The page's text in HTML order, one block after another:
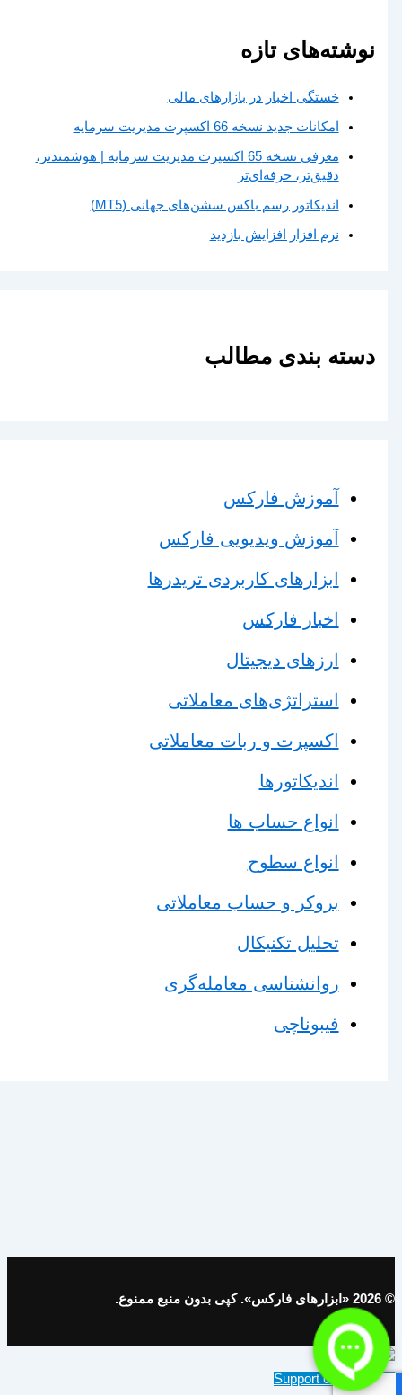
نوشته‌های تازه
خستگی اخبار در بازارهای مالی
امکانات جدید نسخه 66 اکسپرت مدیریت سرمایه
معرفی نسخه 65 اکسپرت مدیریت سرمایه | هوشمندتر،
دقیق‌تر، حرفه‌ای‌تر
اندیکاتور رسم باکس سشن‌های جهانی (MT5)
نرم افزار افزایش بازدید
دسته بندی مطالب
آموزش فارکس
آموزش ویدیویی فارکس
ابزارهای کاربردی تریدرها
اخبار فارکس
ارزهای دیجیتال
استراتژی‌های معاملاتی
اکسپرت و ربات معاملاتی
اندیکاتورها
انواع حساب ها
انواع سطوح
بروکر و حساب معاملاتی
تحلیل تکنیکال
روانشناسی معامله‌گری
فیبوناچی
© 2026 «ابزارهای فارکس». کپی بدون منبع ممنوع.
Support on Telegram